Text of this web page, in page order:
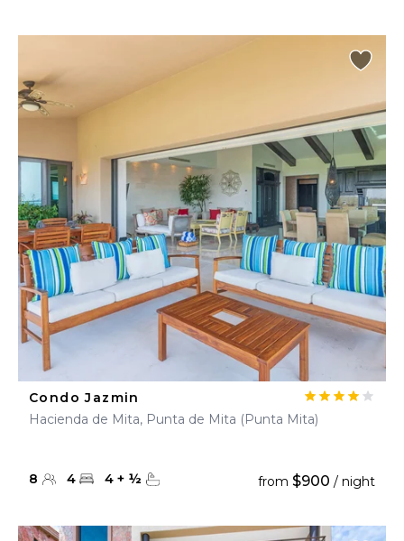
Condo Jazmin
Hacienda de Mita, Punta de Mita (Punta Mita)
8 4 4 + ½ from $900 / night